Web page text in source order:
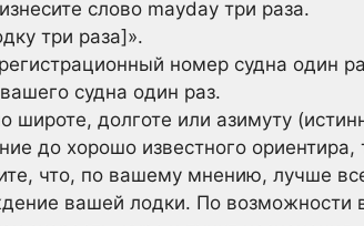
слово mayday три раза.
три раза]».
номер судна один
судна один раз.
широте, долготе или азимуту
до хорошо известного ориентира,
что, по вашему мнению, лучше
вашей лодки. По